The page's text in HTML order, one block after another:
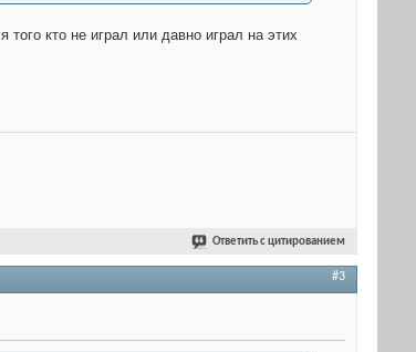
кто не играл или давно играл на этих
Ответить с цитированием
#3